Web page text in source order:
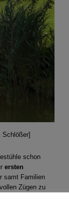
Schlößer]
schon
ersten
samt Familien
Zügen zu
am voll